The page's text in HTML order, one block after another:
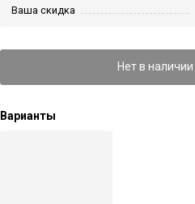
Ваша скидка
Нет в наличии
Варианты